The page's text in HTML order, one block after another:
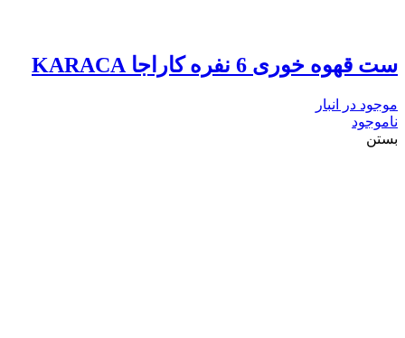
ست قهوه خوری 6 نفره کاراجا KARACA
موجود در انبار
ناموجود
بستن